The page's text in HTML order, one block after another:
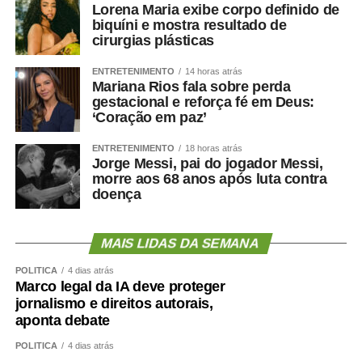
Lorena Maria exibe corpo definido de
biquíni e mostra resultado de
cirurgias plásticas
ENTRETENIMENTO 14 horas atrás
Mariana Rios fala sobre perda
gestacional e reforça fé em Deus:
‘Coração em paz’
ENTRETENIMENTO 18 horas atrás
Jorge Messi, pai do jogador Messi,
morre aos 68 anos após luta contra
doença
MAIS LIDAS DA SEMANA
POLÍTICA 4 dias atrás
Marco legal da IA deve proteger
jornalismo e direitos autorais,
aponta debate
POLÍTICA 4 dias atrás